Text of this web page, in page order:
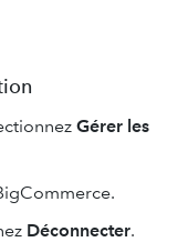
Gérer les
Déconnecter.